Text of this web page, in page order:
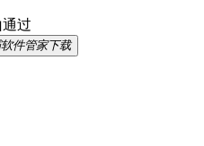
过
件管家下载